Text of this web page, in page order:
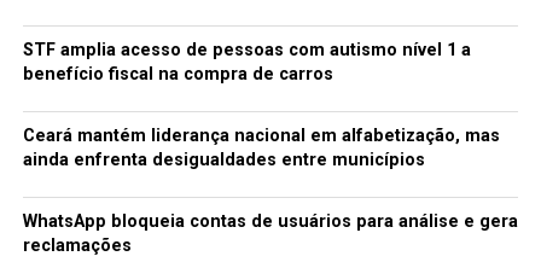
STF amplia acesso de pessoas com autismo nível 1 a
benefício fiscal na compra de carros
Ceará mantém liderança nacional em alfabetização, mas
ainda enfrenta desigualdades entre municípios
WhatsApp bloqueia contas de usuários para análise e gera
reclamações